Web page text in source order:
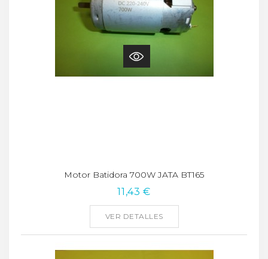
Motor Batidora 700W JATA BT165
11,43 €
VER DETALLES